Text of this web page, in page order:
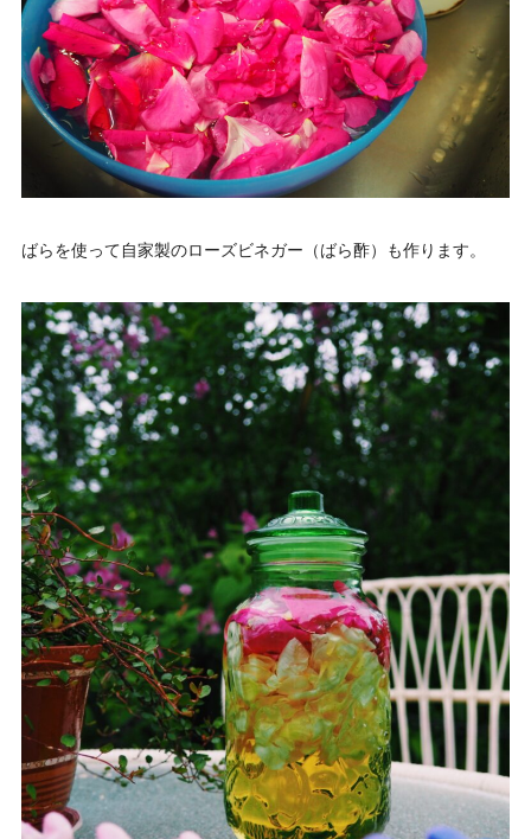
ばらを使って自家製のローズビネガー（ばら酢）も作ります。